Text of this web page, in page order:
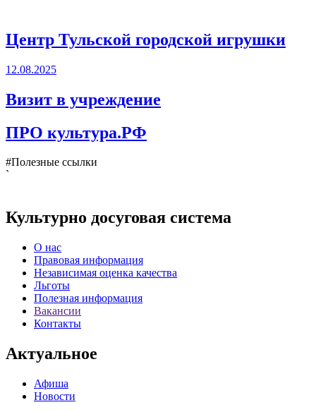
Центр Тульской городской игрушки
12.08.2025
Визит в учреждение
ПРО культура.РФ
#Полезные ссылки
`
Культурно досуговая система
О нас
Правовая информация
Независимая оценка качества
Льготы
Полезная информация
Вакансии
Контакты
Актуальное
Афиша
Новости